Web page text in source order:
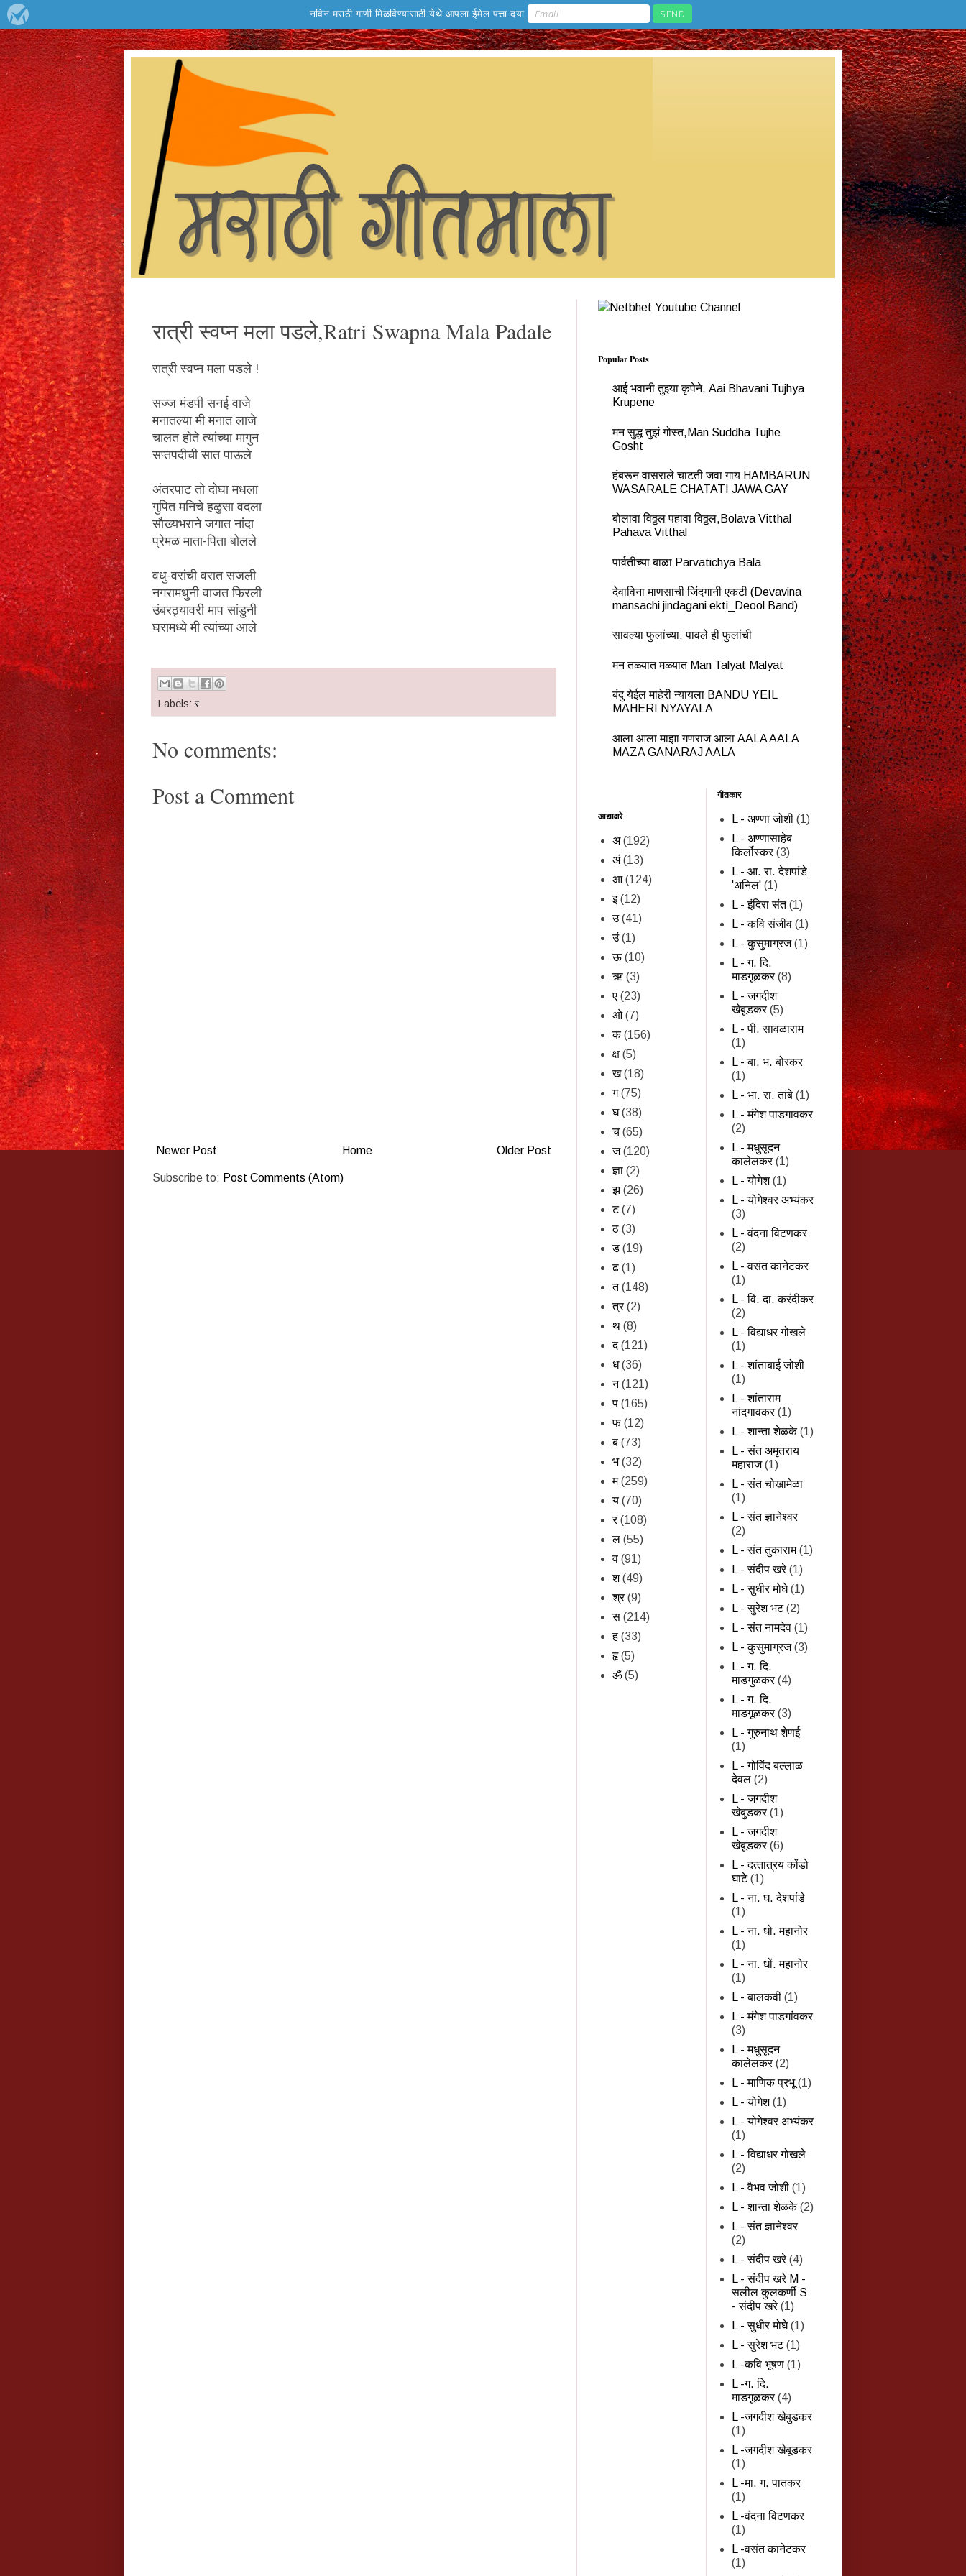
रात्री स्वप्‍न मला पडले,Ratri Swapna Mala Padale
रात्री स्वप्‍न मला पडले !
सज्ज मंडपी सनई वाजे
मनातल्या मी मनात लाजे
चालत होते त्यांच्या मागुन
सप्तपदीची सात पाऊले
अंतरपाट तो दोघा मधला
गुपित मनिचे हळुसा वदला
सौख्यभराने जगात नांदा
प्रेमळ माता-पिता बोलले
वधु-वरांची वरात सजली
नगरामधुनी वाजत फिरली
उंबरठ्यावरी माप सांडुनी
घरामध्ये मी त्यांच्या आले
Labels: र
No comments:
Post a Comment
Newer Post Older Post
Home
Subscribe to: Post Comments (Atom)
Popular Posts
आई भवानी तुझ्या कृपेने, Aai Bhavani Tujhya
Krupene
मन सुद्ध तुझं गोस्त,Man Suddha Tujhe
Gosht
हंबरून वासराले चाटती जवा गाय HAMBARUN
WASARALE CHATATI JAWA GAY
बोलावा विठ्ठल पहावा विठ्ठल,Bolava Vitthal
Pahava Vitthal
पार्वतीच्या बाळा Parvatichya Bala
देवाविना माणसाची जिंदगानी एकटी (Devavina
mansachi jindagani ekti_Deool Band)
सावल्या फुलांच्या, पावले ही फुलांची
मन तळ्यात मळ्यात Man Talyat Malyat
बंदु येईल माहेरी न्यायला BANDU YEIL
MAHERI NYAYALA
आला आला माझा गणराज आला AALA AALA
MAZA GANARAJ AALA
आद्याक्षरे
अ (192)
अं (13)
आ (124)
इ (12)
उ (41)
उं (1)
ऊ (10)
ऋ (3)
ए (23)
ओ (7)
क (156)
क्ष (5)
ख (18)
ग (75)
घ (38)
च (65)
ज (120)
ज्ञा (2)
झ (26)
ट (7)
ठ (3)
ड (19)
ढ (1)
त (148)
त्र (2)
थ (8)
द (121)
ध (36)
न (121)
प (165)
फ (12)
ब (73)
भ (32)
म (259)
य (70)
र (108)
ल (55)
व (91)
श (49)
श्र (9)
स (214)
ह (33)
हृ (5)
ॐ (5)
गीतकार
L - अण्णा जोशी (1)
L - अण्णासाहेब
किर्लोस्कर (3)
L - आ. रा. देशपांडे
'अनिल' (1)
L - इंदिरा संत (1)
L - कवि संजीव (1)
L - कुसुमाग्रज (1)
L - ग. दि.
माडगूळकर (8)
L - जगदीश
खेबूडकर (5)
L - पी. सावळाराम
(1)
L - बा. भ. बोरकर
(1)
L - भा. रा. तांबे (1)
L - मंगेश पाडगावकर
(2)
L - मधुसूदन
कालेलकर (1)
L - योगेश (1)
L - योगेश्वर अभ्यंकर
(3)
L - वंदना विटणकर
(2)
L - वसंत कानेटकर
(1)
L - विं. दा. करंदीकर
(2)
L - विद्याधर गोखले
(1)
L - शांताबाई जोशी
(1)
L - शांताराम
नांदगावकर (1)
L - शान्‍ता शेळके (1)
L - संत अमृतराय
महाराज (1)
L - संत चोखामेळा
(1)
L - संत ज्ञानेश्वर
(2)
L - संत तुकाराम (1)
L - संदीप खरे (1)
L - सुधीर मोघे (1)
L - सुरेश भट (2)
L - संत नामदेव (1)
L - कुसुमाग्रज (3)
L - ग. दि.
माडगुळकर (4)
L - ग. दि.
माडगूळकर (3)
L - गुरुनाथ शेणई
(1)
L - गोविंद बल्लाळ
देवल (2)
L - जगदीश
खेबुडकर (1)
L - जगदीश
खेबूडकर (6)
L - दत्‍तात्रय कोंडो
घाटे (1)
L - ना. घ. देशपांडे
(1)
L - ना. धो. महानोर
(1)
L - ना. धों. महानोर
(1)
L - बालकवी (1)
L - मंगेश पाडगांवकर
(3)
L - मधुसूदन
कालेलकर (2)
L - माणिक प्रभू (1)
L - योगेश (1)
L - योगेश्वर अभ्यंकर
(1)
L - विद्याधर गोखले
(2)
L - वैभव जोशी (1)
L - शान्‍ता शेळके (2)
L - संत ज्ञानेश्वर
(2)
L - संदीप खरे (4)
L - संदीप खरे M -
सलील कुलकर्णी S
- संदीप खरे (1)
L - सुधीर मोघे (1)
L - सुरेश भट (1)
L -कवि भूषण (1)
L -ग. दि.
माडगूळकर (4)
L -जगदीश खेबुडकर
(1)
L -जगदीश खेबूडकर
(1)
L -मा. ग. पातकर
(1)
L -वंदना विटणकर
(1)
L -वसंत कानेटकर
(1)